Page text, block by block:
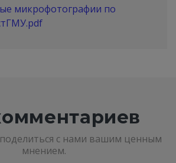
микрофотографии по
поделиться с нами вашим ценным
мнением.